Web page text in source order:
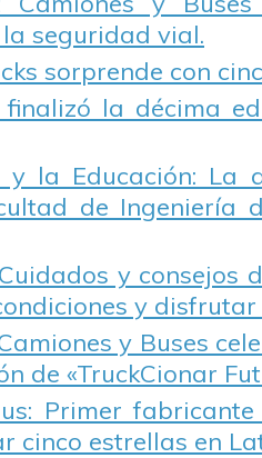
seguridad vial.
sorprende con
la décima
y la Educación: La
de Ingeniería
y consejos
y disfrutar
y Buses
de «TruckCionar
Primer
cinco estrellas en